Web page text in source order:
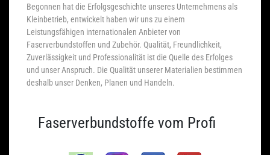
Begonnen hat die Erfolgsgeschichte unseres Unternehmens als
Kleinbetrieb, entwickelt haben wir uns zu einem
Leistungsfähigen internationalen Anbieter von
Faserverbundstoffen und Zubehör. Qualität, Freundlichkeit,
Zuverlässigkeit und Professionalität ist die Quelle des Erfolges
und unser Anspruch. Die Qualität unserer Materialien bestimmen
deshalb unser Denken, Planen und Handeln.
Faserverbundstoffe vom Profi